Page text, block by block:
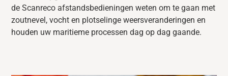
Kenniscentrum
deScanreco afstandsbedieningen weten om te gaan met
zoutnevel, vocht en plotselinge weersveranderingen en
houden uw maritieme processen dag op dag gaande.